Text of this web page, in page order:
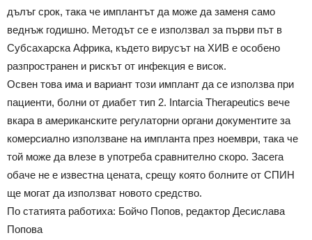
дълъг срок, така че имплантът да може да заменя само
веднъж годишно. Методът се е използвал за първи път в
Субсахарска Африка, където вирусът на ХИВ е особено
разпространен и рискът от инфекция е висок.
Освен това има и вариант този имплант да се използва при
пациенти, болни от диабет тип 2. Intarcia Therapeutics вече
вкара в американските регулаторни органи документите за
комерсиално използване на импланта през ноември, така че
той може да влезе в употреба сравнително скоро. Засега
обаче не е известна цената, срещу която болните от СПИН
ще могат да използват новото средство.
По статията работиха: Бойчо Попов, редактор Десислава
Попова